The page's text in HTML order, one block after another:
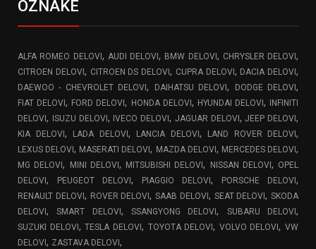
OZNAKE
ALFA ROMEO DELOVI, AUDI DELOVI, BMW DELOVI, CHRYSLER DELOVI,
CITROEN DELOVI, CITROEN DS DELOVI, CUPRA DELOVI, DACIA DELOVI,
DAEWOO - CHEVROLET DELOVI, DAIHATSU DELOVI, DODGE DELOVI,
FIAT DELOVI, FORD DELOVI, HONDA DELOVI, HYUNDAI DELOVI, INFINITI
DELOVI, ISUZU DELOVI, IVECO DELOVI, JAGUAR DELOVI,JEEP DELOVI,
KIA DELOVI, LADA DELOVI, LANCIA DELOVI, LAND ROVER DELOVI,
LEXUS DELOVI, MASERATI DELOVI, MAZDA DELOVI, MERCEDES DELOVI,
MG DELOVI, MINI DELOVI, MITSUBISHI DELOVI, NISSAN DELOVI, OPEL
DELOVI, PEUGEOT DELOVI, PIAGGIO DELOVI, PORSCHE DELOVI,
RENAULT DELOVI, ROVER DELOVI, SAAB DELOVI, SEAT DELOVI, SKODA
DELOVI,SMART DELOVI,SSANGYONG DELOVI, SUBARU DELOVI,
SUZUKI DELOVI,TESLA DELOVI, TOYOTA DELOVI, VOLVO DELOVI, VW
DELOVI, ZASTAVA DELOVI,